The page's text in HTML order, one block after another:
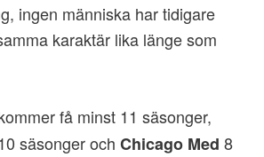
ingen människa har tidigare
karaktär lika länge som
få minst 11 säsonger,
säsonger ochChicago Med 8